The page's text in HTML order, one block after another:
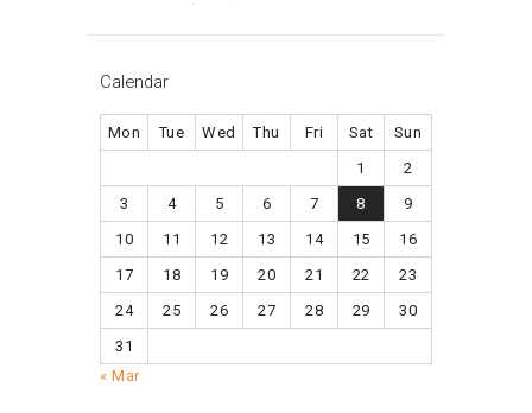
Calendar
Mon Tue Wed Thu Fri Sat
Sun
1
2
3
4 5 6 7 8
9
10
11 12 13 14 15
16
17
18 19 20 21 22
23
24
25 26 27 28 29
30
31
« Mar